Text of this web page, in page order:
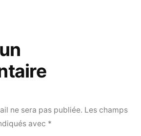
ne sera pas publiée. Les champs
avec *